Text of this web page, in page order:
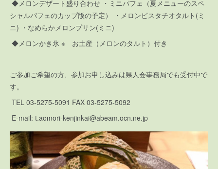
◆メロンデザート盛り合わせ ・ミニパフェ（夏メニューのスペ
シャルパフェのカップ版の予定） ・メロンピスタチオタルト(ミ
ニ) ・なめらかメロンプリン(ミニ)
◆メロンかき氷 ※ お土産（メロンのタルト）付き
ご参加ご希望の方、参加お申し込みは県人会事務局でも受付中で
す。
TEL 03-5275-5091 FAX 03-5275-5092
E-mail: t.aomori-kenjinkai@abeam.ocn.ne.jp